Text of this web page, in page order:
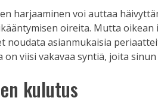
harjaaminen voi auttaa
oireita. Mutta
noudata asianmukaisia
viisi vakavaa syntiä, joita
kulutus